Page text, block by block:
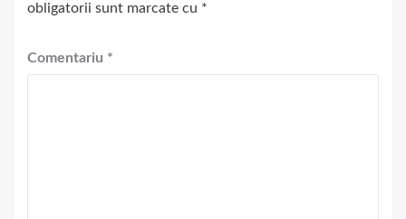
obligatorii sunt marcate cu *
Comentariu *